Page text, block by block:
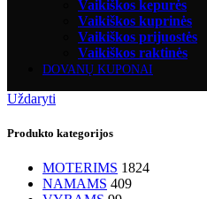
Vaikiškos kepurės
Vaikiškos kuprinės
Vaikiškos prijuostės
Vaikiškos raktinės
DOVANŲ KUPONAI
Uždaryti
Produkto kategorijos
MOTERIMS 1824
NAMAMS 409